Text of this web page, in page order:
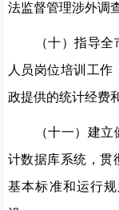
法监督管理涉外调
（十）指导
人员岗位培训工
政提供的统计经费
（十一）建
计数据库系统，贯
基本标准和运行